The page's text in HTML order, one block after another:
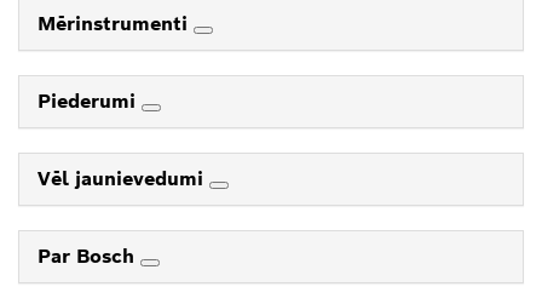
Mērinstrumenti
Piederumi
Vēl jaunievedumi
Par Bosch